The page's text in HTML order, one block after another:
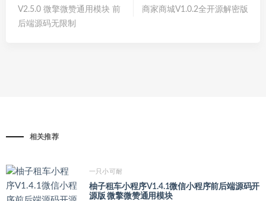
V2.5.0 微擎微赞通用模块 前
后端源码无限制
商家商城V1.0.2全开源解密版
相关推荐
一只小可耐
柚子租车小程序V1.4.1微信小程序前后端源码开
源版 微擎微赞通用模块